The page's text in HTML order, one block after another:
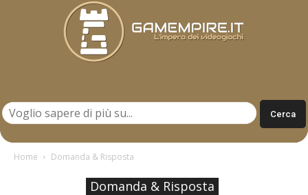
Home Domanda & Risposta
Domanda & Risposta